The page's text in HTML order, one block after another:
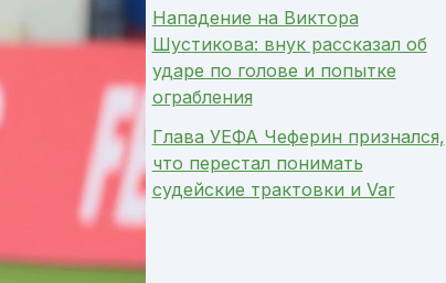
Нападение на Виктора
Шустикова: внук рассказал об
ударе по голове и попытке
ограбления
Глава УЕФА Чеферин признался,
что перестал понимать
судейские трактовки и Var